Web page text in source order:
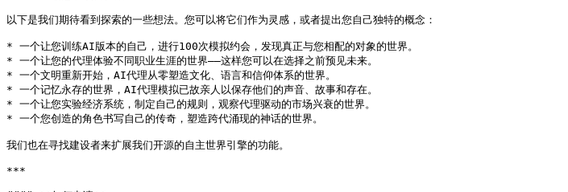
以下是我们期待看到探索的一些想法。您可以将它们作为灵感，或者提出您自己独特的概念：
* 一个让您训练AI版本的自己，进行100次模拟约会，发现真正与您相配的对象的世界。
* 一个让您的代理体验不同职业生涯的世界——这样您可以在选择之前预见未来。
* 一个文明重新开始，AI代理从零塑造文化、语言和信仰体系的世界。
* 一个记忆永存的世界，AI代理模拟已故亲人以保存他们的声音、故事和存在。
* 一个让您实验经济系统，制定自己的规则，观察代理驱动的市场兴衰的世界。
* 一个您创造的角色书写自己的传奇，塑造跨代涌现的神话的世界。
我们也在寻找建设者来扩展我们开源的自主世界引擎的功能。
***